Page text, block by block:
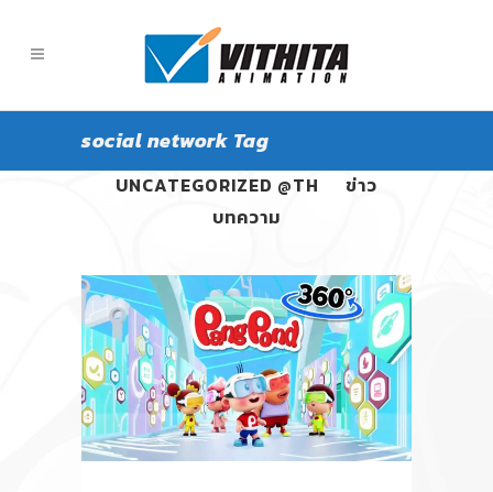
social network Tag
ALL
PANGPOND
UNCATEGORIZED @TH
ข่าว
บทความ